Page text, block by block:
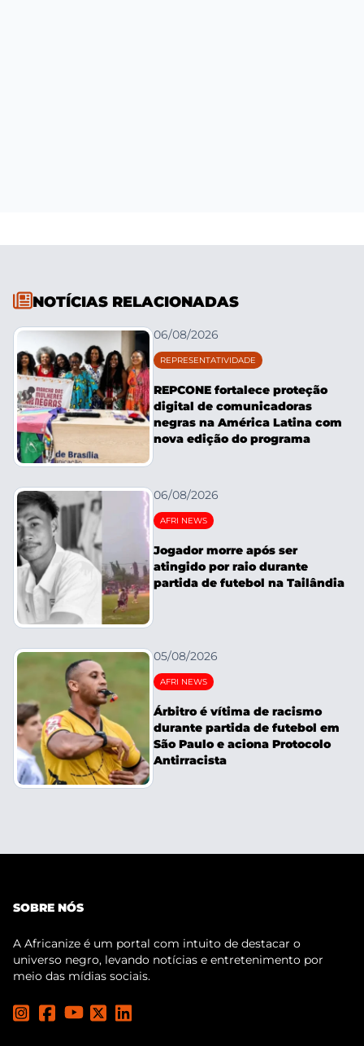
NOTÍCIAS RELACIONADAS
06/08/2026
REPRESENTATIVIDADE
REPCONE fortalece proteção
digital de comunicadoras
negras na América Latina com
nova edição do programa
06/08/2026
AFRI NEWS
Jogador morre após ser
atingido por raio durante
partida de futebol na Tailândia
05/08/2026
AFRI NEWS
Árbitro é vítima de racismo
durante partida de futebol em
São Paulo e aciona Protocolo
Antirracista
SOBRE NÓS
A Africanize é um portal com intuito de destacar o
universo negro, levando notícias e entretenimento por
meio das mídias sociais.